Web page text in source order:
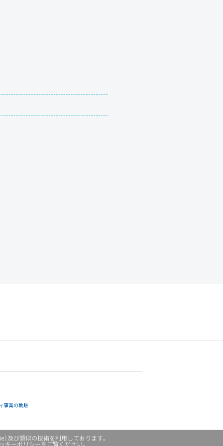
及び類似の技術を利用しております。
キーポリシーをご覧ください。
事業の軌跡